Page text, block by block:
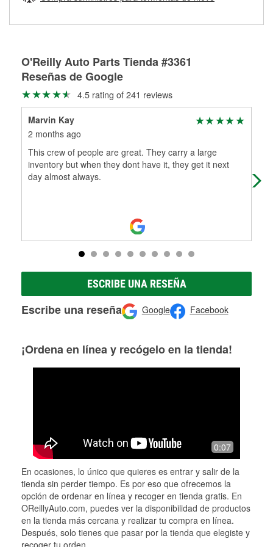
partes de reemplazo correctas para tu reparación.
O'Reilly Auto Parts Tienda #3361
Reseñas de Google
4.5 rating of 241 reviews
Marvin Kay
2 months ago
This crew of people are great. They carry a large
inventory but when they dont have it, they get it next
day almost always.
car
ESCRIBE UNA RESEÑA
Escribe una reseña Google Facebook
¡Ordena en línea y recógelo en la tienda!
0:07
En ocasiones, lo único que quieres es entrar y salir de la
tienda sin perder tiempo. Es por eso que ofrecemos la
opción de ordenar en línea y recoger en tienda gratis. En
OReillyAuto.com, puedes ver la disponibilidad de productos
en la tienda más cercana y realizar tu compra en línea.
Después, solo tienes que pasar por la tienda que elegiste y
recoger tu orden.